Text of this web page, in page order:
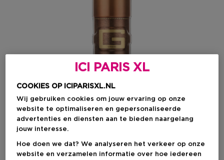
ICI PARIS XL
COOKIES OP ICIPARISXL.NL
Wij gebruiken cookies om jouw ervaring op onze
website te optimaliseren en gepersonaliseerde
advertenties en diensten aan te bieden naargelang
jouw interesse.
Hoe doen we dat? We analyseren het verkeer op onze
website en verzamelen informatie over hoe iedereen